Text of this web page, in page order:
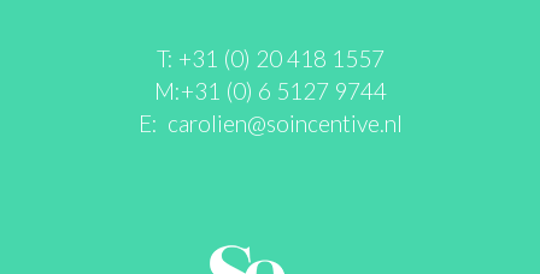
T: +31 (0) 20 418 1557
M:+31 (0) 6 5127 9744
E: carolien@soincentive.nl